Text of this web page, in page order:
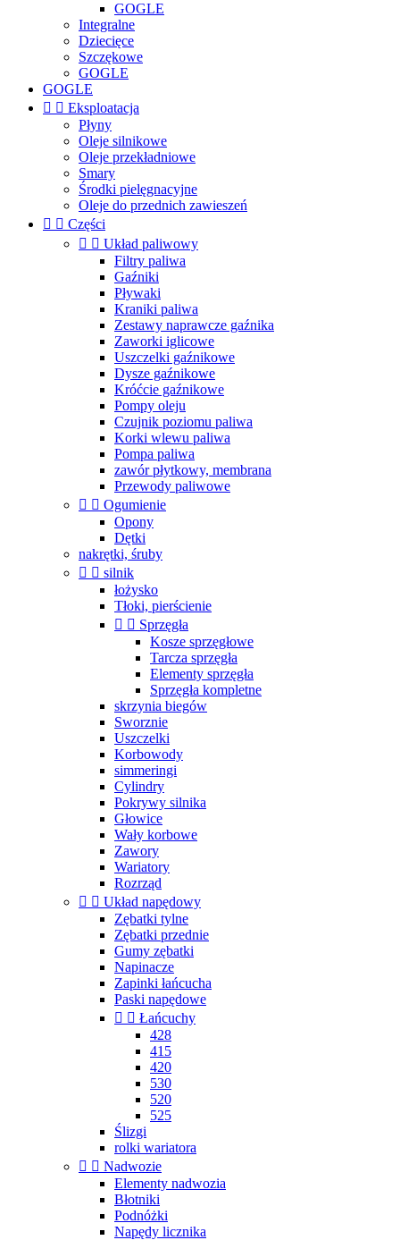
GOGLE
Integralne
Dziecięce
Szczękowe
GOGLE
GOGLE
  Eksploatacja
Płyny
Oleje silnikowe
Oleje przekładniowe
Smary
Środki pielęgnacyjne
Oleje do przednich zawieszeń
  Części
  Układ paliwowy
Filtry paliwa
Gaźniki
Pływaki
Kraniki paliwa
Zestawy naprawcze gaźnika
Zaworki iglicowe
Uszczelki gaźnikowe
Dysze gaźnikowe
Króćcie gaźnikowe
Pompy oleju
Czujnik poziomu paliwa
Korki wlewu paliwa
Pompa paliwa
zawór płytkowy, membrana
Przewody paliwowe
  Ogumienie
Opony
Dętki
nakrętki, śruby
  silnik
łożysko
Tłoki, pierścienie
  Sprzęgła
Kosze sprzęgłowe
Tarcza sprzęgła
Elementy sprzęgła
Sprzęgła kompletne
skrzynia biegów
Sworznie
Uszczelki
Korbowody
simmeringi
Cylindry
Pokrywy silnika
Głowice
Wały korbowe
Zawory
Wariatory
Rozrząd
  Układ napędowy
Zębatki tylne
Zębatki przednie
Gumy zębatki
Napinacze
Zapinki łańcucha
Paski napędowe
  Łańcuchy
428
415
420
530
520
525
Ślizgi
rolki wariatora
  Nadwozie
Elementy nadwozia
Błotniki
Podnóżki
Napędy licznika